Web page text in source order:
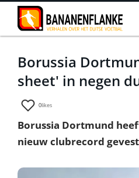
Home
Nieuws
Interviews
Groundhopverhalen
De fans
Borussia
sheet' in negen
0likes
Borussia Dortmund
nieuw clubrecord